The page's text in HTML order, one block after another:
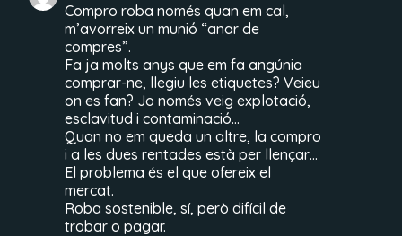
Compro roba només quan em cal,
m’avorreix un munió “anar de
compres”.
Fa ja molts anys que em fa angúnia
comprar-ne, llegiu les etiquetes? Veieu
on es fan? Jo només veig explotació,
esclavitud i contaminació…
Quan no em queda un altre, la compro
i a les dues rentades està per llençar…
El problema és el que ofereix el
mercat.
Roba sostenible, sí, però difícil de
trobar o pagar.